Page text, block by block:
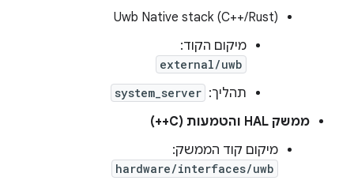
Uwb Native stack (C++/Rust)
מיקום הקוד:
external/uwb
תהליך: system_server
ממשק HAL והטמעות (C++)
מיקום קוד הממשק:
hardware/interfaces/uwb